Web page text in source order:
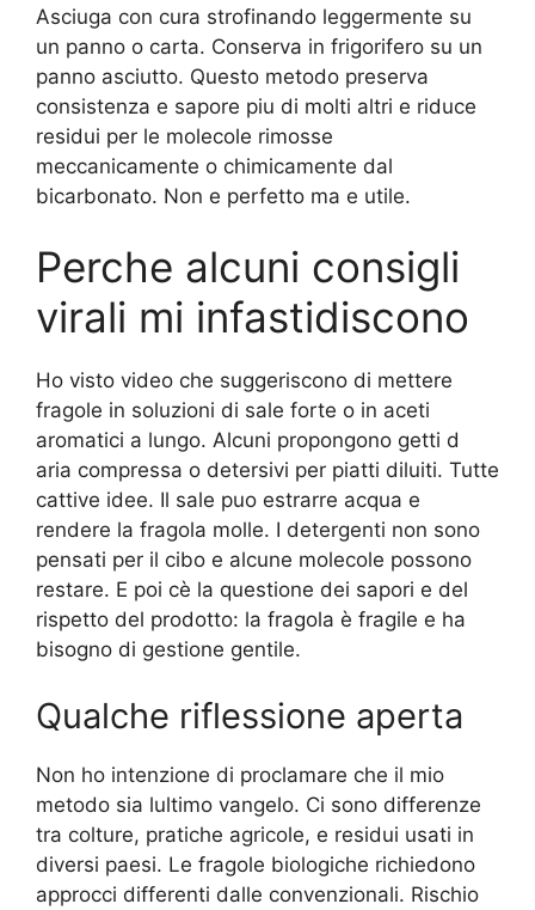
Asciuga con cura strofinando leggermente su
un panno o carta. Conserva in frigorifero su un
panno asciutto. Questo metodo preserva
consistenza e sapore piu di molti altri e riduce
residui per le molecole rimosse
meccanicamente o chimicamente dal
bicarbonato. Non e perfetto ma e utile.
Perche alcuni consigli
virali mi infastidiscono
Ho visto video che suggeriscono di mettere
fragole in soluzioni di sale forte o in aceti
aromatici a lungo. Alcuni propongono getti d
aria compressa o detersivi per piatti diluiti. Tutte
cattive idee. Il sale puo estrarre acqua e
rendere la fragola molle. I detergenti non sono
pensati per il cibo e alcune molecole possono
restare. E poi cè la questione dei sapori e del
rispetto del prodotto: la fragola è fragile e ha
bisogno di gestione gentile.
Qualche riflessione aperta
Non ho intenzione di proclamare che il mio
metodo sia lultimo vangelo. Ci sono differenze
tra colture, pratiche agricole, e residui usati in
diversi paesi. Le fragole biologiche richiedono
approcci differenti dalle convenzionali. Rischio